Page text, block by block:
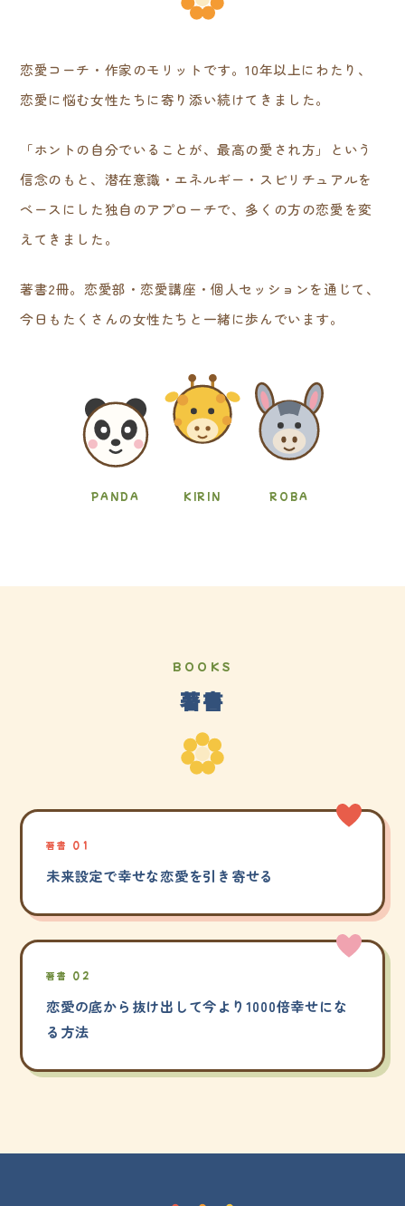
恋愛コーチ・作家のモリットです。10年以上にわたり、
恋愛に悩む女性たちに寄り添い続けてきました。
「ホントの自分でいることが、最高の愛され方」という
信念のもと、潜在意識・エネルギー・スピリチュアルを
ベースにした独自のアプローチで、多くの方の恋愛を変
えてきました。
著書2冊。恋愛部・恋愛講座・個人セッションを通じて、
今日もたくさんの女性たちと一緒に歩んでいます。
PANDA KIRIN ROBA
BOOKS
著書
著書 01
未来設定で幸せな恋愛を引き寄せる
著書 02
恋愛の底から抜け出して今より1000倍幸せにな
る方法